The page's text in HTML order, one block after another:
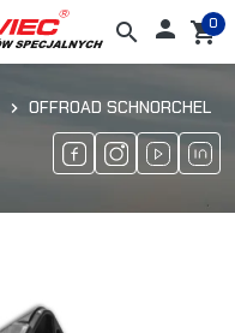
search  shopping_cart
0
OFFROAD SCHNORCHEL